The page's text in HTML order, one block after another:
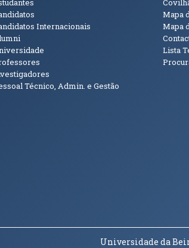
Internacionais
Técnico, Admin. e Gestão
Mapa
Mapa
Lista
Universidade da